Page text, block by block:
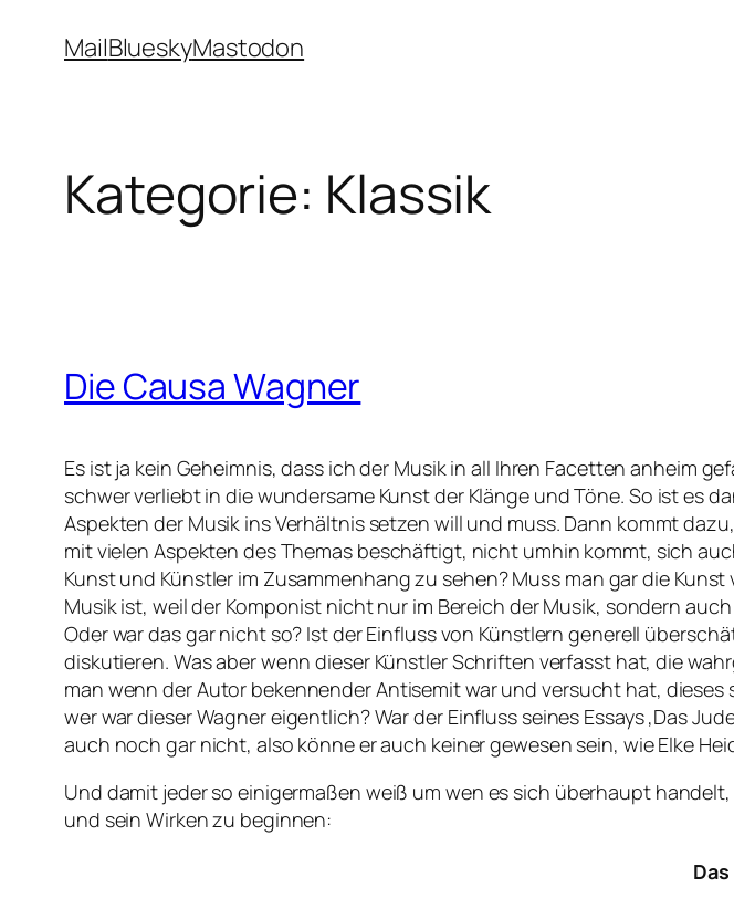
InhaltMailBlueskyMastodon
Kategorie: Klassik
Die Causa Wagner
Es ist ja kein Geheimnis, dass ich der Musik in all Ihren Facetten anheim
schwer verliebt in die wundersame Kunst der Klänge und Töne. So ist es
Aspekten der Musik ins Verhältnis setzen will und muss. Dann kommt
mit vielen Aspekten des Themas beschäftigt, nicht umhin kommt, sich
Kunst und Künstler im Zusammenhang zu sehen? Muss man gar die
Musik ist, weil der Komponist nicht nur im Bereich der Musik, sondern
Oder war das gar nicht so? Ist der Einfluss von Künstlern generell
diskutieren. Was aber wenn dieser Künstler Schriften verfasst hat, die
man wenn der Autor bekennender Antisemit war und versucht hat,
wer war dieser Wagner eigentlich? War der Einfluss seines Essays ‚Das
auch noch gar nicht, also könne er auch keiner gewesen sein, wie Elke
Und damit jeder so einigermaßen weiß um wen es sich überhaupt
und sein Wirken zu beginnen: